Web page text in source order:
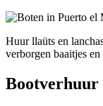
Huur llaüts en
verborgen baaitjes